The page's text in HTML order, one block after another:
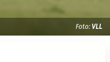
Foto: VLL